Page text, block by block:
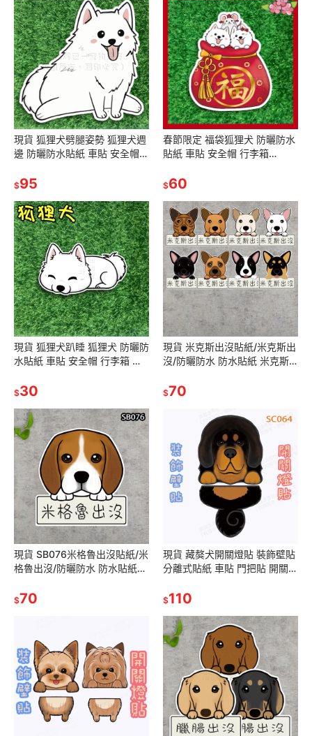
現貨 狐狸犬劈腿姿勢 狐狸犬週
邊 防曬防水貼紙 車貼 安全帽
$95
春節限定 福袋狐狸犬 防曬防水
貼紙 車貼 安全帽 行李箱
$60
現貨 狐狸犬趴睡 狐狸犬 防曬防
水貼紙 車貼 安全帽 行李箱 露
$30
現貨 米克斯出沒貼紙/米克斯出
沒/防曬防水 防水貼紙 米克斯
$70
現貨 SB076米格魯出沒貼紙/米
格魯出沒/防曬防水 防水貼紙
$70
現貨 藏獒犬開關燈貼 裝飾壁貼
分離式貼紙 車貼 門把貼 開關裝
聖誕禮物
$110